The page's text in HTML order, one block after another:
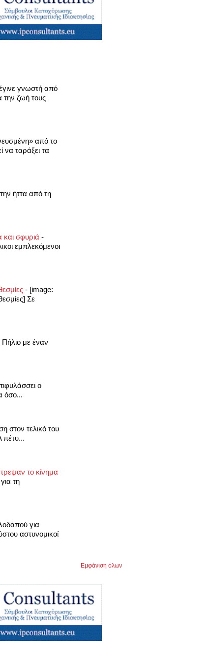
γνωστή από
την ζωή τους
από το
ταράξει τα
ήττα από τη
σφυριά -
εμπλεκόμενοι
- [image:
Σε
Πήλιο με έναν
ο
όσο...
στον τελικό του
πέτυ...
το κίνημα
τη
για
αστυνομικοί
Εμφάνιση όλων